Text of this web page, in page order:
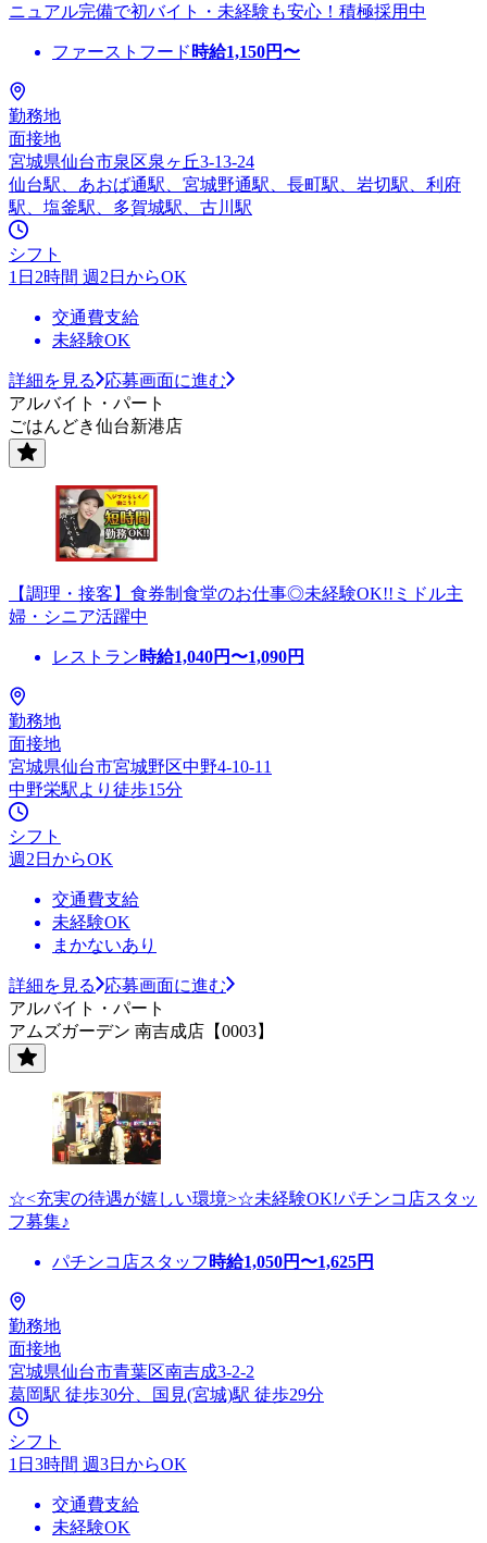
ニュアル完備で初バイト・未経験も安心！積極採用中
ファーストフード 時給1,150円〜
勤務地
面接地
宮城県仙台市泉区泉ヶ丘3-13-24
仙台駅、あおば通駅、宮城野通駅、長町駅、岩切駅、利府
駅、塩釜駅、多賀城駅、古川駅
シフト
1日2時間 週2日からOK
交通費支給
未経験OK
詳細を見る
応募画面に進む
アルバイト・パート
ごはんどき仙台新港店
【調理・接客】食券制食堂のお仕事◎未経験OK!!ミドル主
婦・シニア活躍中
レストラン時給1,040円〜1,090円
勤務地
面接地
宮城県仙台市宮城野区中野4-10-11
中野栄駅より徒歩15分
シフト
週2日からOK
交通費支給
未経験OK
まかないあり
詳細を見る
応募画面に進む
アルバイト・パート
アムズガーデン 南吉成店【0003】
☆<充実の待遇が嬉しい環境>☆未経験OK!パチンコ店スタッ
フ募集♪
パチンコ店スタッフ 時給1,050円〜1,625円
勤務地
面接地
宮城県仙台市青葉区南吉成3-2-2
葛岡駅 徒歩30分、国見(宮城)駅 徒歩29分
シフト
1日3時間 週3日からOK
交通費支給
未経験OK